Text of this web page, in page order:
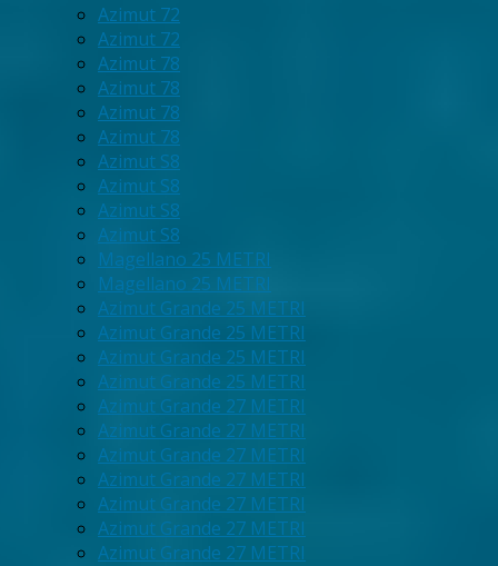
Azimut 72
Azimut 72
Azimut 78
Azimut 78
Azimut 78
Azimut 78
Azimut S8
Azimut S8
Azimut S8
Azimut S8
Magellano 25 METRI
Magellano 25 METRI
Azimut Grande 25 METRI
Azimut Grande 25 METRI
Azimut Grande 25 METRI
Azimut Grande 25 METRI
Azimut Grande 27 METRI
Azimut Grande 27 METRI
Azimut Grande 27 METRI
Azimut Grande 27 METRI
Azimut Grande 27 METRI
Azimut Grande 27 METRI
Azimut Grande 27 METRI